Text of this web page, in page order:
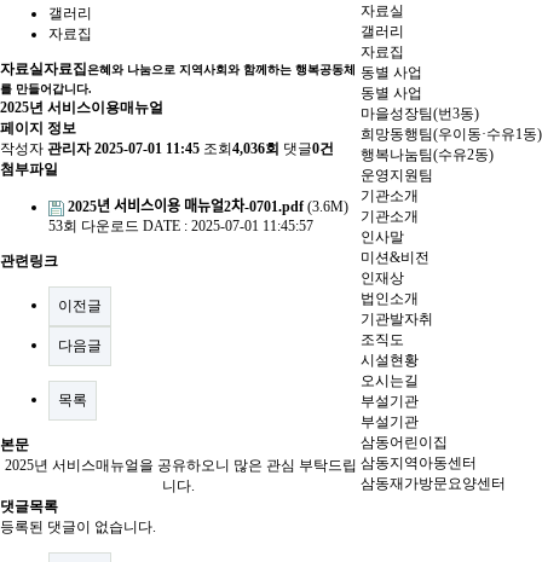
자료실
갤러리
자료집
동별 사업
동별 사업
마을성장팀(번3동)
희망동행팀(우이동·수유1동)
행복나눔팀(수유2동)
운영지원팀
기관소개
기관소개
인사말
미션&비전
인재상
법인소개
기관발자취
조직도
시설현황
오시는길
부설기관
부설기관
삼동어린이집
삼동지역아동센터
삼동재가방문요양센터
갤러리
자료집
자료실자료집은혜와 나눔으로 지역사회와 함께하는 행복공동체
를 만들어갑니다.
2025년 서비스이용매뉴얼
페이지 정보
작성자 관리자 2025-07-01 11:45 조회 4,036회 댓글0건
첨부파일
2025년 서비스이용 매뉴얼2차-0701.pdf(3.6M)
53회 다운로드 DATE : 2025-07-01 11:45:57
관련링크
이전글
다음글
목록
본문
2025년 서비스매뉴얼을 공유하오니 많은 관심 부탁드립
니다.
댓글목록
등록된 댓글이 없습니다.